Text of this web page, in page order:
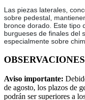
Las piezas laterales,
sobre pedestal,
bronce dorado. Este tipo
burgueses de finales del
especialmente sobre
OBSERVACIONES
Aviso importante:
de agosto, los plazos de
podrán ser superiores a